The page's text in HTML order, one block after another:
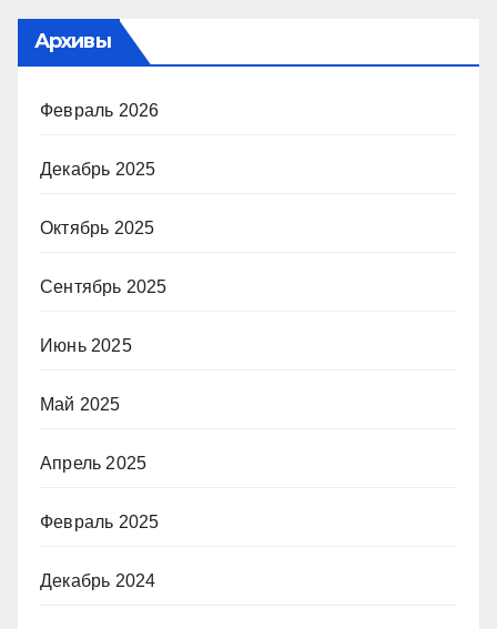
Архивы
Февраль 2026
Декабрь 2025
Октябрь 2025
Сентябрь 2025
Июнь 2025
Май 2025
Апрель 2025
Февраль 2025
Декабрь 2024